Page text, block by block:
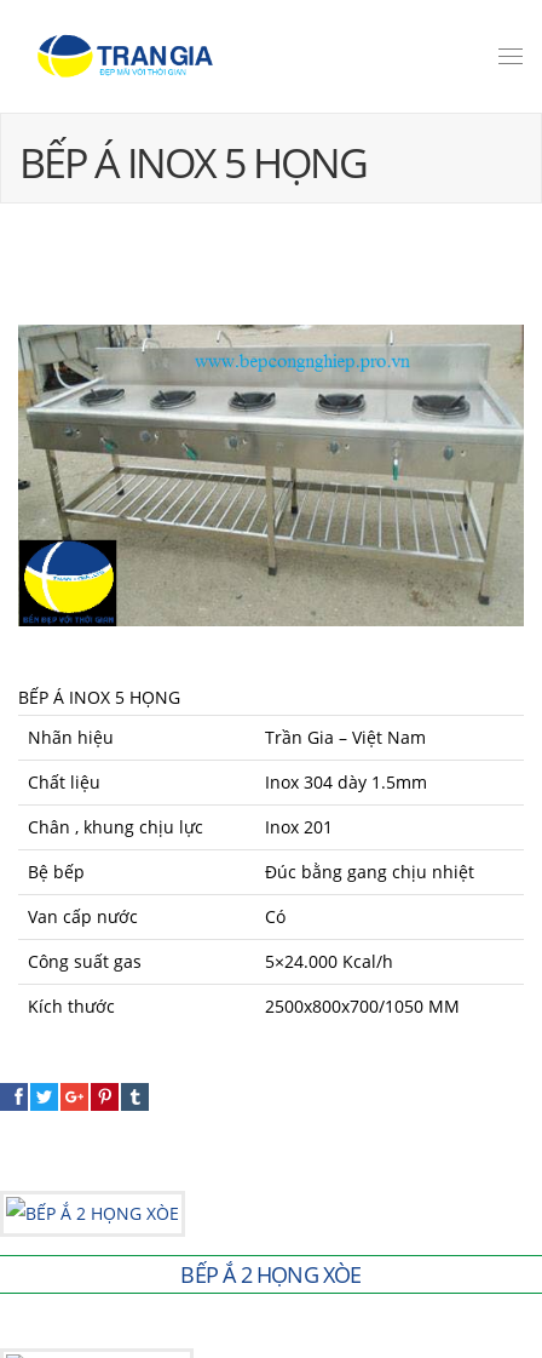
BẾP Á INOX 5 HỌNG
BẾP Á INOX 5 HỌNG
Nhãn hiệu
Trần Gia – Việt Nam
Chất liệu
Inox 304 dày 1.5mm
Chân , khung chịu lực
Inox 201
Bệ bếp
Đúc bằng gang chịu nhiệt
Van cấp nước
Có
Công suất gas
5×24.000 Kcal/h
Kích thước
2500x800x700/1050 MM
BẾP Ắ 2 HỌNG XÒE